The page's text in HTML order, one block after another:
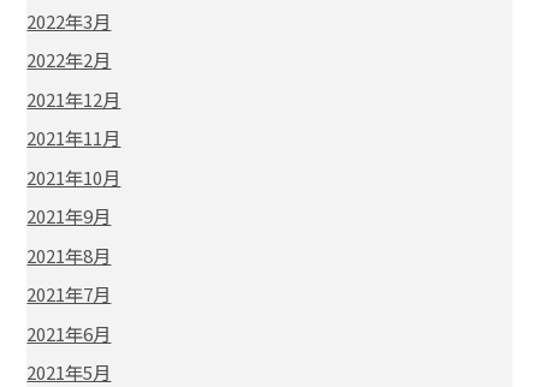
2022年3月
2022年2月
2021年12月
2021年11月
2021年10月
2021年9月
2021年8月
2021年7月
2021年6月
2021年5月